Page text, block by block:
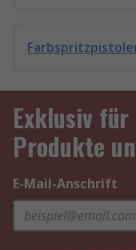
Exklusiv für
Produkte
E-Mail-Anschrift